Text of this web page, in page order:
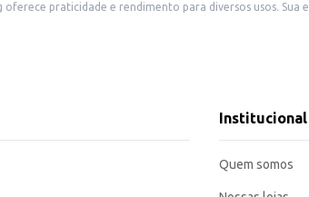
em balde facilita o manuseio e armazenamento, sendo ideal para estabelecimentos comerciais como padarias, restaurantes
Institucional
Quem somos